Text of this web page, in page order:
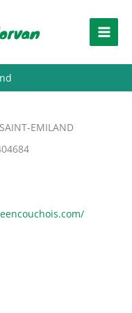
EMILAND